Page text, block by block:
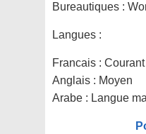
Bureautiques :
Langues :
Francais : Courant
Anglais : Moyen
Arabe : Langue